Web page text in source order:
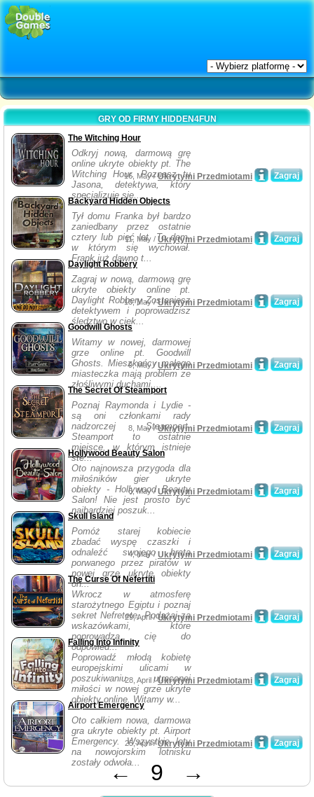
GRY OD FIRMY HIDDEN4FUN
The Witching Hour
Odkryj nową, darmową grę
online ukryte obiekty pt. The
Witching Hour. Poznasz tu
Jasona, detektywa, który
specjalizuje się...
Zagraj
16, May /Ukrytymi Przedmiotami
Backyard Hidden Objects
Tył domu Franka był bardzo
zaniedbany przez ostatnie
cztery lub pięć lat. To dom,
w którym się wychował.
Frank już dawno t...
Zagraj
11, May / Ukrytymi Przedmiotami
Daylight Robbery
Zagraj w nową, darmową grę
ukryte obiekty online pt.
Daylight Robbery Zostaniesz
detektywem i poprowadzisz
śledztwo w ciek...
Zagraj
10, May /Ukrytymi Przedmiotami
Goodwill Ghosts
Witamy w nowej, darmowej
grze online pt. Goodwill
Ghosts. Mieszkańcy małego
miasteczka mają problem ze
złośliwymi duchami,...
Zagraj
9, May /Ukrytymi Przedmiotami
The Secret Of Steamport
Poznaj Raymonda i Lydie -
są oni członkami rady
nadzorczej Steamport.
Steamport to ostatnie
miejsce, w którym istnieje
ste...
Zagraj
8, May /Ukrytymi Przedmiotami
Hollywood Beauty Salon
Oto najnowsza przygoda dla
miłośników gier ukryte
obiekty - Hollywood Beauty
Salon! Nie jest prosto być
najbardziej poszuk...
Zagraj
6, May /Ukrytymi Przedmiotami
Skull Island
Pomóż starej kobiecie
zbadać wyspę czaszki i
odnaleźć swojego brata
porwanego przez piratów w
nowej grze ukryte obiekty
on...
Zagraj
4, May / Ukrytymi Przedmiotami
The Curse Of Nefertiti
Wkrocz w atmosferę
starożytnego Egiptu i poznaj
sekret Nefretete, Podążaj za
wskazówkami, które
poprowadzą cię do
odpowied...
Zagraj
29, April /Ukrytymi Przedmiotami
Falling Into Infinity
Poprowadź młodą kobietę
europejskimi ulicami w
poszukiwaniu utraconej
miłości w nowej grze ukryte
obiekty online. Witamy w...
Zagraj
28, April /Ukrytymi Przedmiotami
Airport Emergency
Oto całkiem nowa, darmowa
gra ukryte obiekty pt. Airport
Emergency. Wszystkie loty
na nowojorskim lotnisku
zostały odwoła...
Zagraj
25, April /Ukrytymi Przedmiotami
← 9 →